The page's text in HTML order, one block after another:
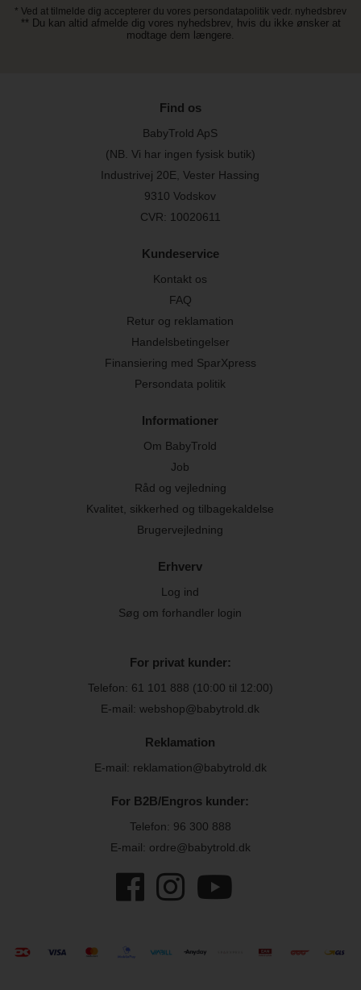
* Ved at tilmelde dig accepterer du vores persondatapolitik vedr. nyhedsbrev
** Du kan altid afmelde dig vores nyhedsbrev, hvis du ikke ønsker at
modtage dem længere.
Find os
BabyTrold ApS
(NB. Vi har ingen fysisk butik)
Industrivej 20E, Vester Hassing
9310 Vodskov
CVR: 10020611
Kundeservice
Kontakt os
FAQ
Retur og reklamation
Handelsbetingelser
Finansiering med SparXpress
Persondata politik
Informationer
Om BabyTrold
Job
Råd og vejledning
Kvalitet, sikkerhed og tilbagekaldelse
Brugervejledning
Erhverv
Log ind
Søg om forhandler login
For privat kunder:
Telefon: 61 101 888 (10:00 til 12:00)
E-mail: webshop@babytrold.dk
Reklamation
E-mail: reklamation@babytrold.dk
For B2B/Engros kunder:
Telefon: 96 300 888
E-mail: ordre@babytrold.dk